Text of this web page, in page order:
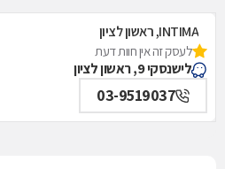
INTIMA, ראשון לציון
לעסק זה אין חוות דעת
לישנסקי 9, ראשון לציון
03-9519037